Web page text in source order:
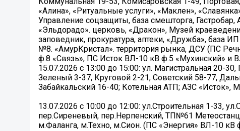
«Алина», «Ритуальные услуги», «Маклен»,
Управление соцзащиты, база смешторга,
«Эльдорадо». церковь, «Дракон», Музей
заповедник, прокуратура, аптеки, «Дружба», база
№8. «АмурКристал». территория рынка, ДСУ (ПС
ф.8 «Связь», ПС Исток ВЛ-10 кВ ф.5 «Мухинский» и
15.07.2026 с 13:00 до 15:00: ул. Магистральная 20-
Зеленый 3-37, Круговой 2-21, Советский 58-77,
Забайкальский 16-40; Котельная АТП; АЗС
13.07.2026 с 10:00 до 12:00: ул.Строительная 1-33,
пер.Сиреневый, пер.Нерпенский, ТП№61
м.Фаланга, м.Техно, м.Сион. (ПС «Энергия» ВЛ-10